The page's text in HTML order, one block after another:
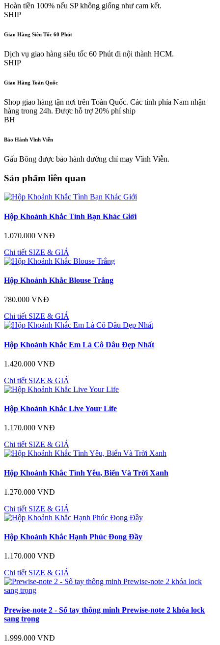
Hoàn tiền 100% nếu SP không giống như cam kết.
SHIP
Giao Hàng Siêu Tốc 60 Phút
Dịch vụ giao hàng siêu tốc 60 Phút đi nội thành HCM.
SHIP
Giao Hàng Toàn Quốc
Shop giao hàng tận nơi trên Toàn Quốc. Các tỉnh phía Nam nhận
hàng trong 24h. Được hỗ trợ 20% phí ship
BH
Bảo Hành Vĩnh Viễn
Gấu Bông được bảo hành đường chỉ may Vĩnh Viễn.
Sản phẩm liên quan
Hộp Khoảnh Khắc Tình Bạn Khác Giới
1.070.000 VNĐ
Chi tiết SIZE & GIÁ
Hộp Khoảnh Khắc Blouse Trắng
780.000 VNĐ
Chi tiết SIZE & GIÁ
Hộp Khoảnh Khắc Em Là Cô Dâu Đẹp Nhất
1.420.000 VNĐ
Chi tiết SIZE & GIÁ
Hộp Khoảnh Khắc Live Your Life
1.170.000 VNĐ
Chi tiết SIZE & GIÁ
Hộp Khoảnh Khắc Tình Yêu, Biển Và Trời Xanh
1.270.000 VNĐ
Chi tiết SIZE & GIÁ
Hộp Khoảnh Khắc Hạnh Phúc Đong Đầy
1.170.000 VNĐ
Chi tiết SIZE & GIÁ
Prewise-note 2 - Sổ tay thông minh Prewise-note 2 khóa lock
sang trọng
1.999.000 VNĐ